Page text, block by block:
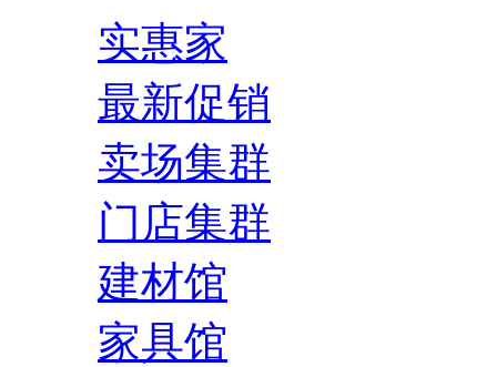
实惠家
最新促销
卖场集群
门店集群
建材馆
家具馆